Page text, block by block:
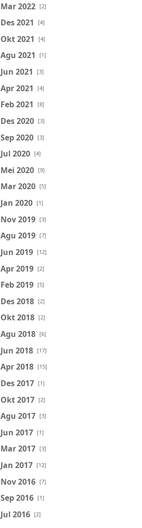
Mar 2022 [2]
Des 2021 [4]
Okt 2021 [4]
Agu 2021 [1]
Jun 2021 [3]
Apr 2021 [4]
Feb 2021 [8]
Des 2020 [3]
Sep 2020 [3]
Jul 2020 [4]
Mei 2020 [9]
Mar 2020 [5]
Jan 2020 [1]
Nov 2019 [3]
Agu 2019 [7]
Jun 2019 [12]
Apr 2019 [2]
Feb 2019 [5]
Des 2018 [2]
Okt 2018 [2]
Agu 2018 [6]
Jun 2018 [17]
Apr 2018 [15]
Des 2017 [1]
Okt 2017 [2]
Agu 2017 [3]
Jun 2017 [1]
Mar 2017 [3]
Jan 2017 [12]
Nov 2016 [7]
Sep 2016 [1]
Jul 2016 [2]